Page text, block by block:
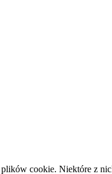
cookie. Niektóre z